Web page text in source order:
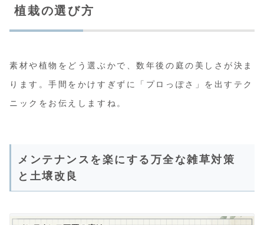
植栽の選び方
素材や植物をどう選ぶかで、数年後の庭の美しさが決ま
ります。手間をかけすぎずに「プロっぽさ」を出すテク
ニックをお伝えしますね。
メンテナンスを楽にする万全な雑草対策
と土壌改良